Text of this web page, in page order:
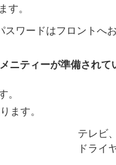
す。
スワードはフロントへ
ニティーが準備されて
。
ます。
テレビ
ドライ